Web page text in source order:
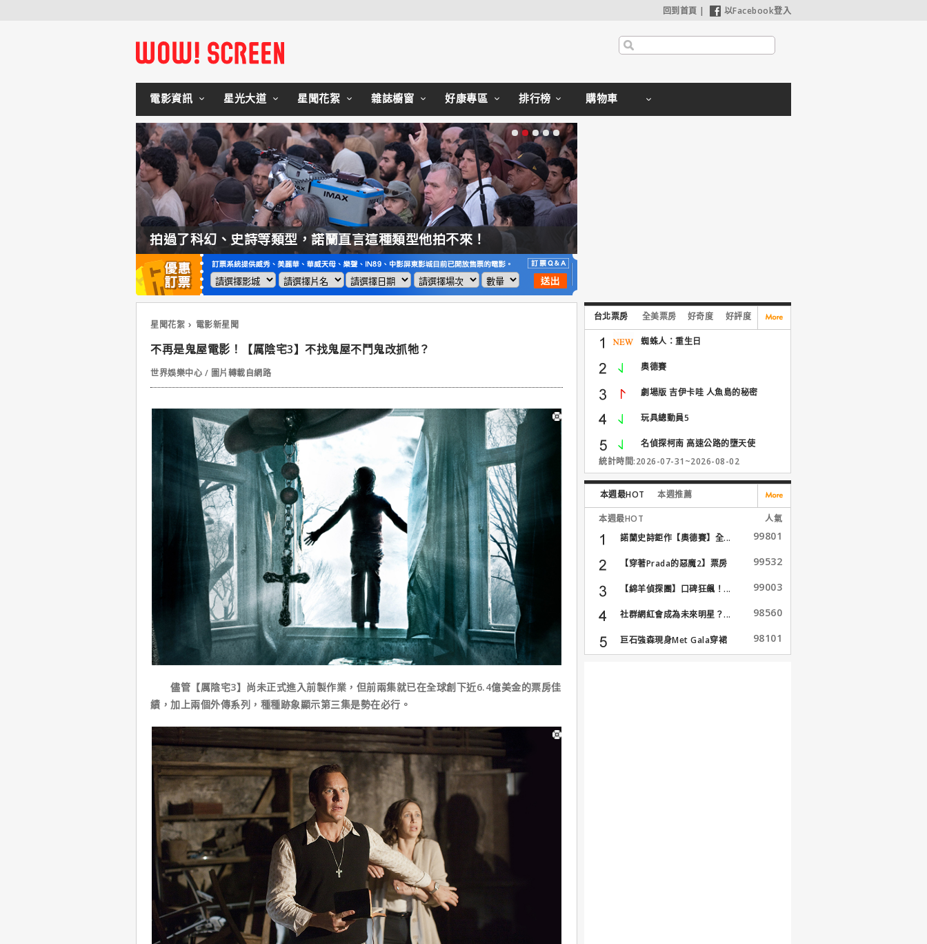
回到首頁 | 以Facebook登入
電影資訊 星光大道 星聞花絮 雜誌櫥窗 好康專區 排行榜 購物車
拍過了科幻、史詩等類型，諾蘭直言這種類型他拍不來！
星聞花絮 電影新星聞
不再是鬼屋電影！【厲陰宅3】不找鬼屋不鬥鬼改抓牠？
世界娛樂中心 / 圖片轉載自網路
儘管【厲陰宅3】尚未正式進入前製作業，但前兩集就已在全球創下近6.4億美金的票房佳
績，加上兩個外傳系列，種種跡象顯示第三集是勢在必行。
台北票房 全美票房 好奇度 好評度
蜘蛛人：重生日
奧德賽
劇場版 吉伊卡哇 人魚島的秘密
玩具總動員5
名偵探柯南 高速公路的墮天使
統計時間:2026-07-31~2026-08-02
本週最HOT 本週推薦
本週最HOT
人氣
諾蘭史詩鉅作【奧德賽】全...
99801
【穿著Prada的惡魔2】票房
99532
【綿羊偵探團】口碑狂飆！... 99003
社群網紅會成為未來明星？... 98560
巨石強森現身Met Gala穿裙
子...
98101